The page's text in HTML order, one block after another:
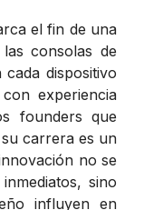
el fin de una
consolas de
dispositivo
experiencia
founders que
carrera es un
no se
sino
influyen en